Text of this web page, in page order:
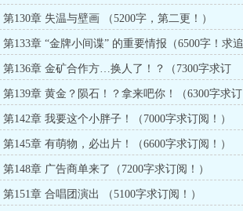
第130章 失温与壁画 （5200字，第二更！）
第133章 “金牌小间谍” 的重要情报（6500字！求追
读！）
第136章 金矿合作方…换人了！？（7300字求订
阅！）
第139章 黄金？陨石！？拿来吧你！（6300字求订
阅！）
第142章 我要这个小胖子！（7000字求订阅！）
第145章 有萌物，必出片！（6600字求订阅！）
第148章 广告商单来了（7200字求订阅！）
第151章 合唱团演出 （5100字求订阅！）